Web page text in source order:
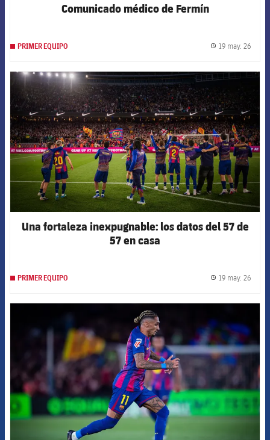
Comunicado médico de Fermín
PRIMER EQUIPO 19 may. 26
FCB Barcelona badge
Una fortaleza inexpugnable: los datos del 57 de
57 en casa
PRIMER EQUIPO 19 may. 26
FCB Barcelona badge